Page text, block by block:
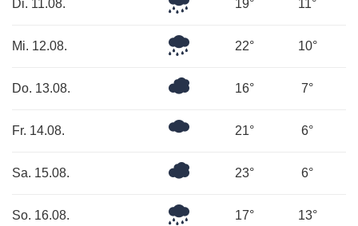
Di. 11.08. 19° 11°
Mi. 12.08. 22° 10°
Do. 13.08. 16° 7°
Fr. 14.08. 21° 6°
Sa. 15.08. 23° 6°
So. 16.08. 17° 13°